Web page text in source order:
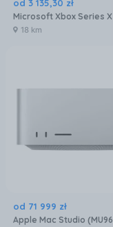
od 3 135,30 zł
Microsoft Xbox Series X
18 km
od 71 999 zł